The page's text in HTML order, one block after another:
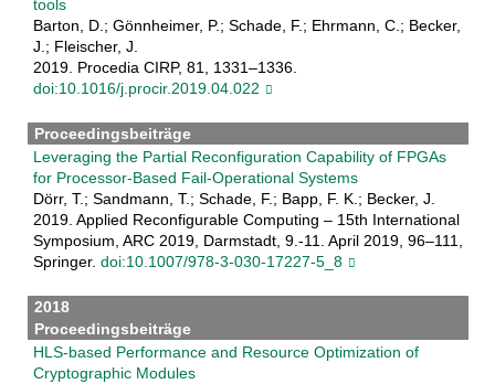
tools
Barton, D.; Gönnheimer, P.; Schade, F.; Ehrmann, C.; Becker,
J.; Fleischer, J.
2019. Procedia CIRP, 81, 1331–1336.
doi:10.1016/j.procir.2019.04.022
Proceedingsbeiträge
Leveraging the Partial Reconfiguration Capability of FPGAs
for Processor-Based Fail-Operational Systems
Dörr, T.; Sandmann, T.; Schade, F.; Bapp, F. K.; Becker, J.
2019. Applied Reconfigurable Computing – 15th International
Symposium, ARC 2019, Darmstadt, 9.-11. April 2019, 96–111,
Springer. doi:10.1007/978-3-030-17227-5_8
2018
Proceedingsbeiträge
HLS-based Performance and Resource Optimization of
Cryptographic Modules